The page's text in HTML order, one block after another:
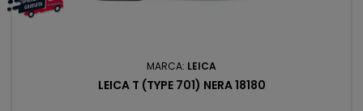
MARCA: LEICA
LEICA T (TYPE 701) NERA 18180